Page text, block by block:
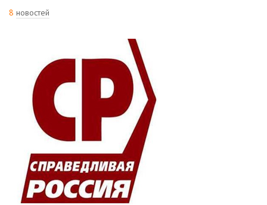
8 новостей